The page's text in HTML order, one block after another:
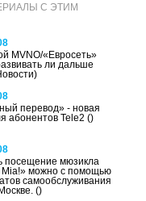
С ЭТИМ
MVNO/«Евросеть»
ли дальше
перевод» - новая
абонентов Tele2()
посещение мюзикла
Mia!» можно с помощью
самообслуживания
()